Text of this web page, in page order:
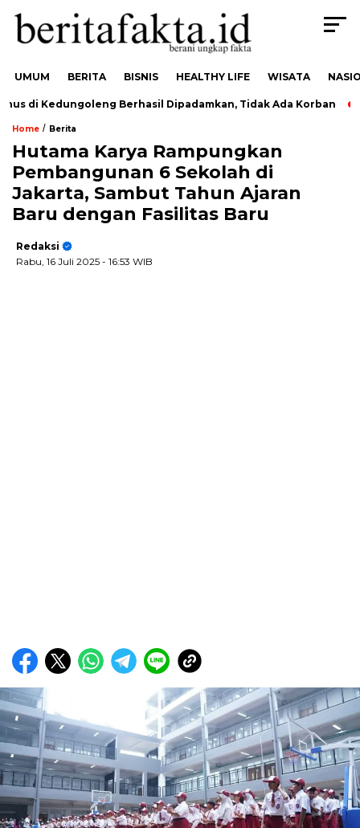
UMUM BERITA BISNIS HEALTHY LIFE WISATA
di Kedungoleng Berhasil Dipadamkan, Tidak Ada Korban
Home / Berita
Hutama Karya Rampungkan
Pembangunan 6 Sekolah di
Jakarta, Sambut Tahun Ajaran
Baru dengan Fasilitas Baru
Redaksi
Rabu, 16 Juli 2025 - 16:53 WIB